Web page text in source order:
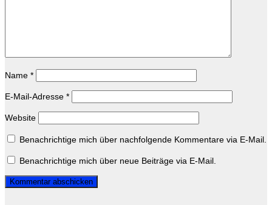
Name *
E-Mail-Adresse *
Website
Benachrichtige mich über nachfolgende Kommentare via E-Mail.
Benachrichtige mich über neue Beiträge via E-Mail.